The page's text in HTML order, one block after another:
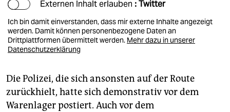
Externen Inhalt erlauben : Twitter
Ich bin damit einverstanden, dass mir externe Inhalte angezeigt
werden. Damit können personenbezogene Daten an
Drittplattformen übermittelt werden. Mehr dazu in unserer
Datenschutzerklärung
Die Polizei, die sich ansonsten auf der Route
zurückhielt, hatte sich demonstrativ vor dem
Warenlager postiert. Auch vor dem